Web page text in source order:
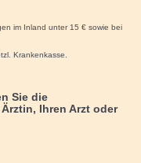
im Inland unter 15 €sowie bei
Krankenkasse.
Sie die
Ihren Arzt oder